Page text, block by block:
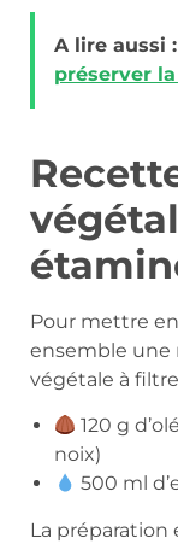
A lire aussi :
préserver
Pour mettre
ensemble une
végétale à
120 g
noix)
500 ml
La préparation